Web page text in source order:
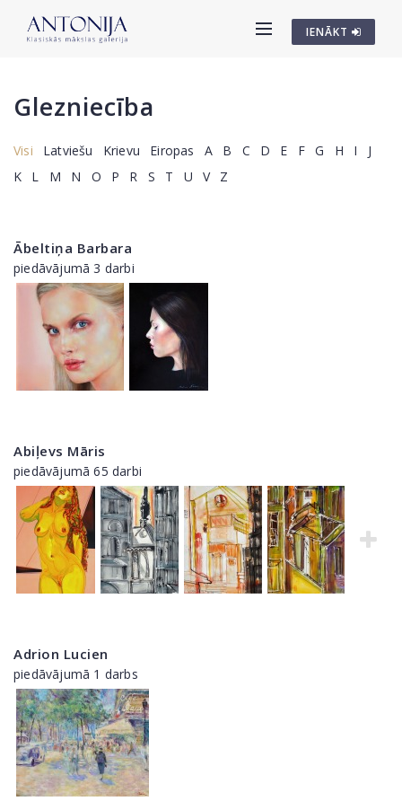
IENĀKT
Glezniecība
Visi Latviešu Krievu Eiropas A B C D E F G H I
J
K
L M N O P R S T U V Z
Ābeltiņa Barbara
piedāvājumā 3 darbi
Abiļevs Māris
piedāvājumā 65 darbi
Adrion Lucien
piedāvājumā 1 darbs